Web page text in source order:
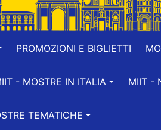
PROMOZIONI E BIGLIETTI
- MOSTRE IN ITALIA MIIT -
TEMATICHE